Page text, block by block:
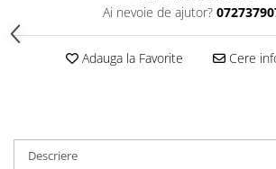
Accesorii Trofee
Personalizari Trofee
Cutii de Prezentare , Mape
Figurine Rasina
Ai nevoie de ajutor?
Adauga la Favorite Cere
Descriere